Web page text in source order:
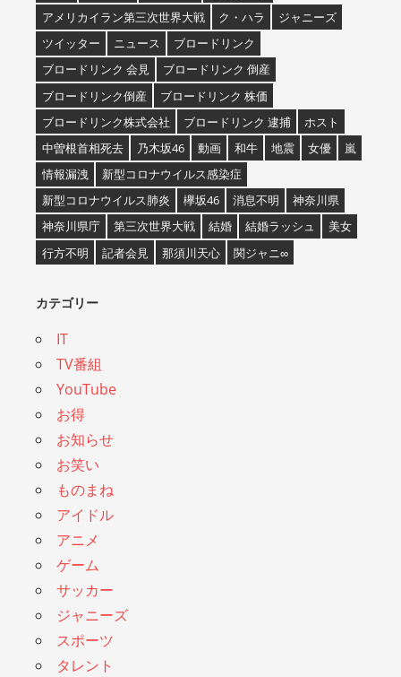
アメリカイラン第三次世界大戦
ク・ハラ
ジャニーズ
ツイッター
ニュース
ブロードリンク
ブロードリンク 会見
ブロードリンク 倒産
ブロードリンク倒産
ブロードリンク 株価
ブロードリンク株式会社
ブロードリンク 逮捕
ホスト
中曽根首相死去
乃木坂46 動画 和牛 地震 女優
嵐
情報漏洩
新型コロナウイルス感染症
新型コロナウイルス肺炎
欅坂46 消息不明
神奈川県
神奈川県庁
第三次世界大戦 結婚 結婚ラッシュ
美女
行方不明
記者会見 那須川天心 関ジャニ∞
カテゴリー
IT
TV番組
YouTube
お得
お知らせ
お笑い
ものまね
アイドル
アニメ
ゲーム
サッカー
ジャニーズ
スポーツ
タレント